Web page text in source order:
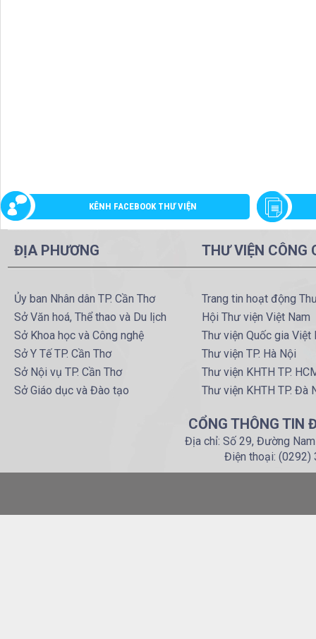
KÊNH FACEBOOK THƯ VIỆN
ĐỊA PHƯƠNG
Ủy ban Nhân dân TP. Cần Thơ
Sở Văn hoá, Thể thao và Du lịch
Sở Khoa học và Công nghệ
Sở Y Tế TP. Cần Thơ
Sở Nội vụ TP. Cần Thơ
Sở Giáo dục và Đào tạo
THƯ VIỆN CÔNG
Trang tin hoạt động
Hội Thư viện Việt Nam
Thư viện Quốc gia Việt
Thư viện TP. Hà Nội
Thư viện KHTH TP.
Thư viện KHTH TP. Đà
CỔNG THÔNG TIN
Địa chỉ: Số 29, Đường
Điện thoại: (0292)